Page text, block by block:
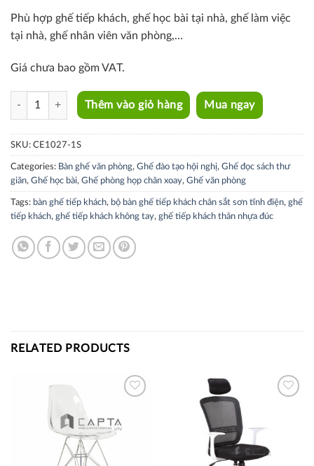
Phù hợp ghế tiếp khách, ghế học bài tại nhà, ghế làm việc
tại nhà, ghế nhân viên văn phòng,…
Giá chưa bao gồm VAT.
CE1027-1S quantity
Thêm vào giỏ hàng Mua ngay
SKU: CE1027-1S
Categories: Bàn ghế văn phòng, Ghế đào tạo hội nghị, Ghế đọc sách thư
giãn, Ghế học bài, Ghế phòng họp chân xoay, Ghế văn phòng
Tags: bàn ghế tiếp khách, bộ bàn ghế tiếp khách chân sắt sơn tĩnh điện, ghế
tiếp khách, ghế tiếp khách không tay, ghế tiếp khách thân nhựa đúc
RELATED PRODUCTS